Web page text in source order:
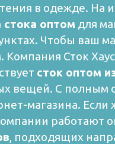
в одежде. На
стока оптом для
Чтобы ваш
. Компания Сток
сток оптом
вещей. С полным
магазина.
, подходящих